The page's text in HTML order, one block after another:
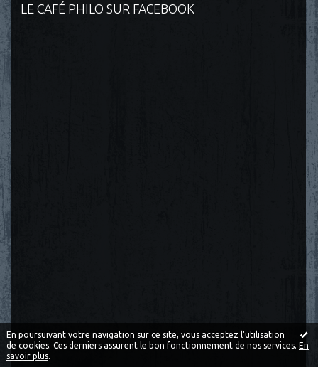
En poursuivant votre navigation sur ce site, vous acceptez l'utilisation
de cookies. Ces derniers assurent le bon fonctionnement de nos services. En
savoir plus.
LE CAFÉ PHILO SUR FACEBOOK